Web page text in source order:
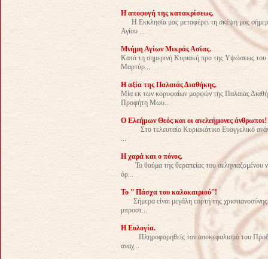
Η αποφυγή της κατακρίσεως.
Η Εκκλησία μας μεταφέρει τη σκέψη μας
Αγίου ...
Μνήμη Αγίων Μικράς Ασίας.
Κατά τη σημερινή Κυριακή προ της Υψώσεως του
Μαρτύρ...
Η αξία της Παλαιάς Διαθήκης.
Μία εκ των κορυφαίων μορφών της Παλαιάς
Προφήτη Μωυ...
Ο Ελεήμων Θεός και οι ανελεήμονες άνθρωποι!
Στο τελευταίο Κυριακάτικο Ευαγγελικό
...
Η χαρά και ο πόνος.
Το θαύμα της θεραπείας του σεληνιαζομένου
όρ...
Το '' Πάσχα του καλοκαιριού''!
Σήμερα είναι μεγάλη εορτή της
μπροστ...
Η Ευλογία.
Πληροφορηθείς τον αποκεφαλισμό του
αναχ...